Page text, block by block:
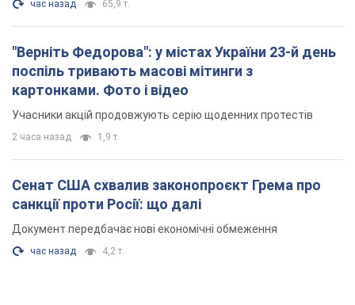
Сенат США схвалив законопроєкт Грема про
санкції проти Росії: що далі
Документ передбачає нові економічні обмеження
час назад 4,2 т.